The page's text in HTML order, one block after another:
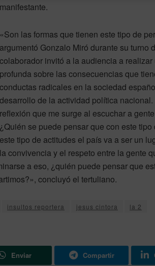
manifestante.
«Son las formas que tienen este tipo de
argumentó Gonzalo Miró durante su turno
colaborador invitó a la audiencia a realizar
profunda sobre las consecuencias que
conductas radicales en la sociedad
desarrollo de la actividad política nacional.
reflexión que me surge al escuchar a
¿Quién se puede pensar que con este
este tipo de actitudes el país va a ser un
la convivencia y el respeto entre la gente
a eso, ¿quién puede pensar que
concluyó el tertuliano.
insultos reportera jesus cintora
la 2
Enviar Compartir